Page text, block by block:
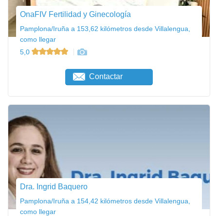
OnaFIV Fertilidad y Ginecología
Pamplona/Iruña a 153,62 kilómetros desde Villalengua,
como llegar
5,0
Contactar
Dra. Ingrid Baquero
Pamplona/Iruña a 154,42 kilómetros desde Villalengua,
como llegar